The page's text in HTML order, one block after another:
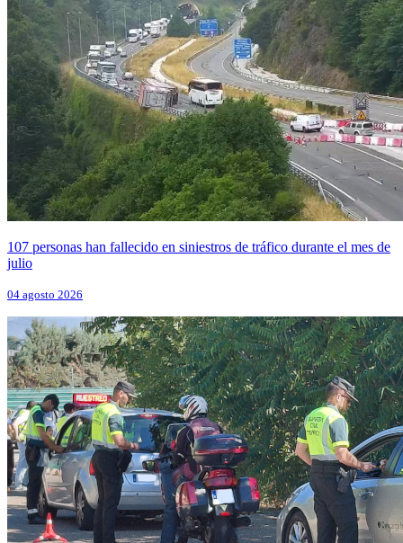
107 personas han fallecido en siniestros de tráfico durante el mes de
julio
04 agosto 2026